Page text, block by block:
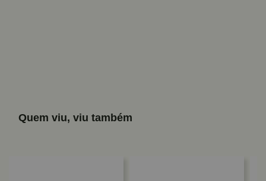
Quem viu, viu também